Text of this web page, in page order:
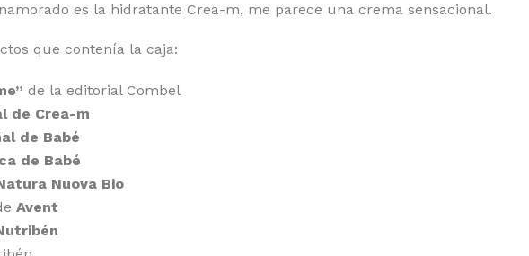
es la hidratante Crea-m, me parece una crema sensacional.
que contenía la caja:
de la editorial Combel
de Crea-m
de Babé
de Babé
Nuova Bio
Avent